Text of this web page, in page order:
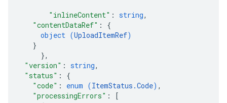
"inlineContent" : string,
"contentDataRef" : {
object (UploadItemRef)
}
},
"version" : string,
"status" : {
"code" : enum (ItemStatus.Code) ,
"processingErrors" :
[